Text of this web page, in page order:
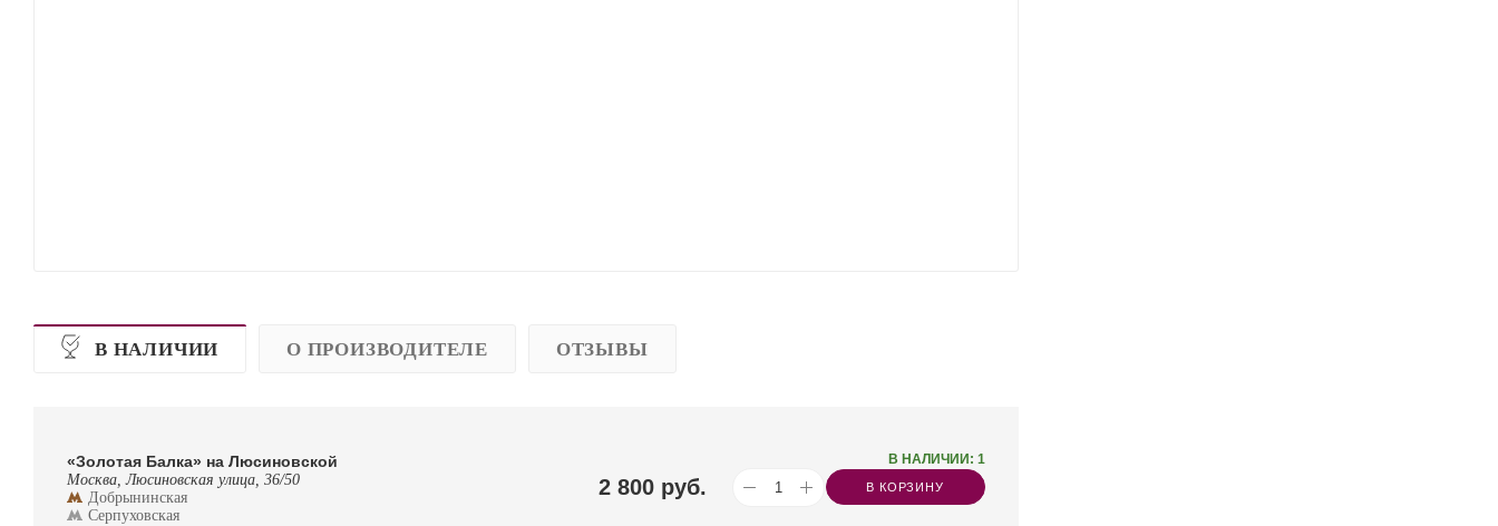
В НАЛИЧИИ О ПРОИЗВОДИТЕЛЕ ОТЗЫВЫ
«Золотая Балка» на Люсиновской
Москва, Люсиновская улица, 36/50
Добрынинская
Серпуховская
В НАЛИЧИИ: 1
2 800руб. В КОРЗИНУ